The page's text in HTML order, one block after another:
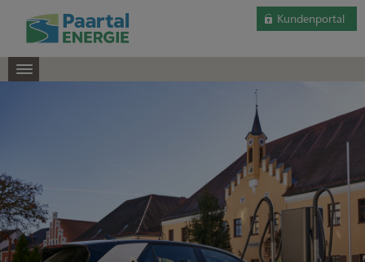
Kundenportal